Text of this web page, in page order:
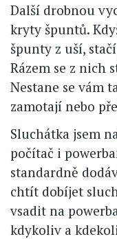
Další drobnou
kryty špuntů.
špunty z uší,
Rázem se z nich
Nestane se vám
zamotají nebo
Sluchátka jsem
počítač i
standardně
chtít dobíjet
vsadit na
kdykoliv a